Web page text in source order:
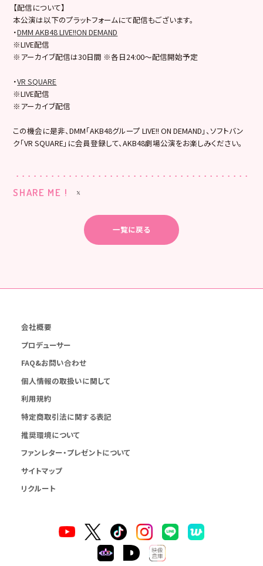
【配信について】
本公演は以下のプラットフォームにて配信もございます。
・DMM AKB48 LIVE!!ON DEMAND
※LIVE配信
※アーカイブ配信は30日間 ※各日24:00～配信開始予定
・VR SQUARE
※LIVE配信
※アーカイブ配信
この機会に是非、DMM「AKB48グループ LIVE!! ON DEMAND」、ソフトバン
ク「VR SQUARE」に会員登録して、AKB48劇場公演をお楽しみください。
SHARE ME !
一覧に戻る
会社概要
プロデューサー
FAQ&お問い合わせ
個人情報の取扱いに関して
利用規約
特定商取引法に関する表記
推奨環境について
ファンレター・プレゼントについて
サイトマップ
リクルート